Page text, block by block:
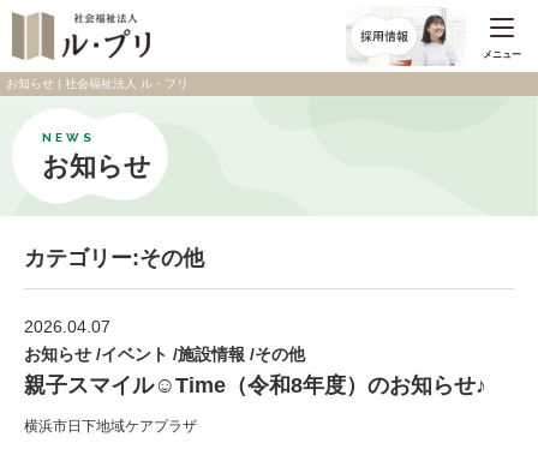
メニュー
お知らせ | 社会福祉法人 ル・プリ
NEWS
お知らせ
カテゴリー:その他
2026.04.07
お知らせ /イベント /施設情報 /その他
親子スマイル☺Time（令和8年度）のお知らせ♪
横浜市日下地域ケアプラザ